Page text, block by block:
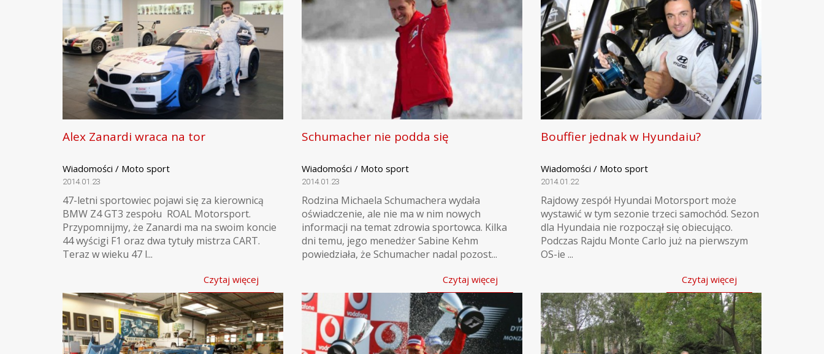
Alex Zanardi wraca na tor
Wiadomości / Moto sport
2014.01.23
47-letni sportowiec pojawi się za kierownicą
BMW Z4 GT3 zespołu ROAL Motorsport.
Przypomnijmy, że Zanardi ma na swoim koncie
44 wyścigi F1 oraz dwa tytuły mistrza CART.
Teraz w wieku 47 l...
Czytaj więcej
Schumacher nie podda się
Wiadomości / Moto sport
2014.01.23
Rodzina Michaela Schumachera wydała
oświadczenie, ale nie ma w nim nowych
informacji na temat zdrowia sportowca. Kilka
dni temu, jego menedżer Sabine Kehm
powiedziała, że Schumacher nadal pozost...
Czytaj więcej
Bouffier jednak w Hyundaiu?
Wiadomości / Moto sport
2014.01.22
Rajdowy zespół Hyundai Motorsport może
wystawić w tym sezonie trzeci samochód. Sezon
dla Hyundaia nie rozpoczął się obiecująco.
Podczas Rajdu Monte Carlo już na pierwszym
OS-ie ...
Czytaj więcej